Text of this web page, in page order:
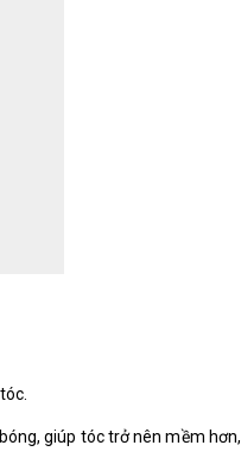
giúp tóc trở nên mềm hơn,